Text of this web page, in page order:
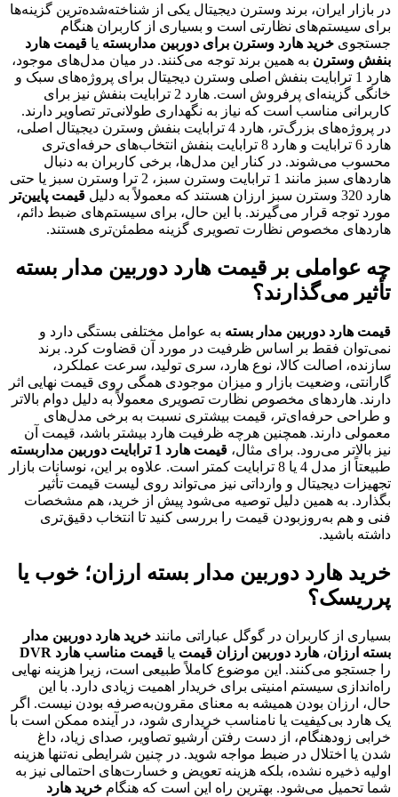
در بازار ایران، برند وسترن دیجیتال یکی از شناخته‌شده‌ترین گزینه‌ها
برای سیستم‌های نظارتی است و بسیاری از کاربران هنگام
جستجوی خرید هارد وسترن برای دوربین مداربسته یا قیمت هارد
بنفش وسترن به همین برند توجه می‌کنند. در میان مدل‌های موجود،
هارد 1 ترابایت بنفش اصلی وسترن دیجیتال برای پروژه‌های سبک و
خانگی گزینه‌ای پرفروش است. هارد 2 ترابایت بنفش نیز برای
کاربرانی مناسب است که نیاز به نگهداری طولانی‌تر تصاویر دارند.
در پروژه‌های بزرگ‌تر، هارد 4 ترابایت بنفش وسترن دیجیتال اصلی،
هارد 6 ترابایت و هارد 8 ترابایت بنفش انتخاب‌های حرفه‌ای‌تری
محسوب می‌شوند. در کنار این مدل‌ها، برخی کاربران به دنبال
هاردهای سبز مانند 1 ترابایت وسترن سبز، 2 ترا وسترن سبز یا حتی
هارد 320 وسترن سبز ارزان هستند که معمولاً به دلیل
قیمت پایین‌تر
مورد توجه قرار می‌گیرند. با این حال، برای سیستم‌های ضبط دائم،
هاردهای مخصوص نظارت تصویری گزینه مطمئن‌تری هستند.
چه عواملی بر قیمت هارد دوربین مدار بسته
تأثیر می‌گذارند؟
قیمت هارد دوربین مدار بسته به عوامل مختلفی بستگی دارد و
نمی‌توان فقط بر اساس ظرفیت در مورد آن قضاوت کرد. برند
سازنده، اصالت کالا، نوع هارد، سری تولید، سرعت عملکرد،
گارانتی، وضعیت بازار و میزان موجودی همگی روی قیمت نهایی اثر
دارند. هاردهای مخصوص نظارت تصویری معمولاً به دلیل دوام بالاتر
و طراحی حرفه‌ای‌تر، قیمت بیشتری نسبت به برخی مدل‌های
معمولی دارند. همچنین هرچه ظرفیت هارد بیشتر باشد، قیمت آن
نیز بالاتر می‌رود. برای مثال، قیمت هارد 1 ترابایت دوربین مداربسته
طبیعتاً از مدل 4 یا 8 ترابایت کمتر است. علاوه بر این، نوسانات بازار
تجهیزات دیجیتال و وارداتی نیز می‌تواند روی لیست قیمت تأثیر
بگذارد. به همین دلیل توصیه می‌شود پیش از خرید، هم مشخصات
فنی و هم به‌روزبودن قیمت را بررسی کنید تا انتخاب دقیق‌تری
داشته باشید.
خرید هارد دوربین مدار بسته ارزان؛ خوب یا
پرریسک؟
بسیاری از کاربران در گوگل عباراتی مانند خرید هارد دوربین مدار
بسته ارزان، هارد دوربین ارزان قیمت یا قیمت مناسب هارد DVR
را جستجو می‌کنند. این موضوع کاملاً طبیعی است، زیرا هزینه نهایی
راه‌اندازی سیستم امنیتی برای خریدار اهمیت زیادی دارد. با این
حال، ارزان بودن همیشه به معنای مقرون‌به‌صرفه بودن نیست. اگر
یک هارد بی‌کیفیت یا نامناسب خریداری شود، در آینده ممکن است با
خرابی زودهنگام، از دست رفتن آرشیو تصاویر، صدای زیاد، داغ
شدن یا اختلال در ضبط مواجه شوید. در چنین شرایطی نه‌تنها هزینه
اولیه ذخیره نشده، بلکه هزینه تعویض و خسارت‌های احتمالی نیز به
شما تحمیل می‌شود. بهترین راه این است که هنگام خرید هارد